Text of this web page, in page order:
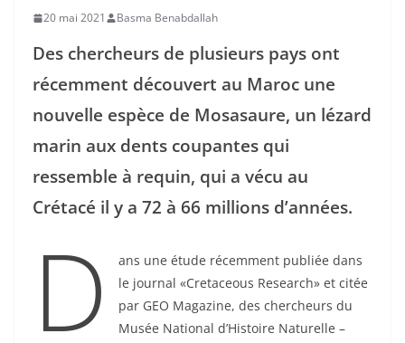
20 mai 2021 Basma Benabdallah
Des chercheurs de plusieurs pays ont
récemment découvert au Maroc une
nouvelle espèce de Mosasaure, un lézard
marin aux dents coupantes qui
ressemble à requin, qui a vécu au
Crétacé il y a 72 à 66 millions d’années.
D
ans une étude récemment publiée dans
le journal «Cretaceous Research» et citée
par GEO Magazine, des chercheurs du
Musée National d’Histoire Naturelle –